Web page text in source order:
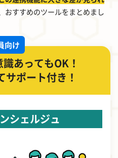
おすすめのツールをまとめまし
向け
あってもOK！
サポート付き！
シェルジュ